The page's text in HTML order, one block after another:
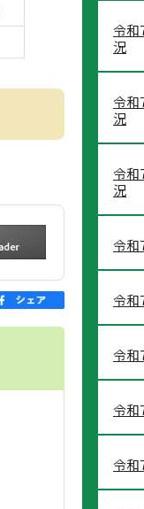
令和
況
令和
況
令和
況
令和
令和
令和
令和
令和